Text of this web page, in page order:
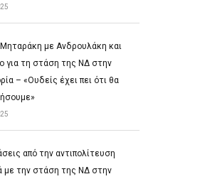
με Ανδρουλάκη και
για τη στάση της ΝΔ στην
– «Ουδείς έχει πει ότι θα
από την αντιπολίτευση
με την στάση της ΝΔ στην